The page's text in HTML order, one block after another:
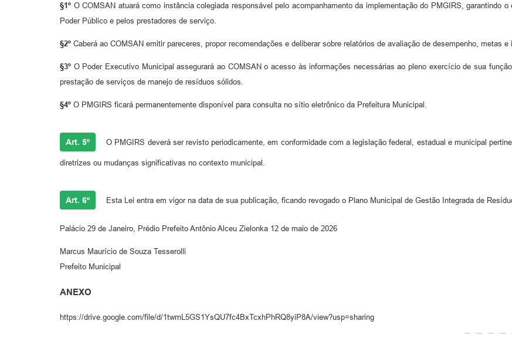
§1º O COMSAN atuará como instância colegiada responsável pelo acompanhamento da implementação do PMGIRS, garantindo
Poder Público e pelos prestadores de serviço.
§2º Caberá ao COMSAN emitir pareceres, propor recomendações e deliberar sobre relatórios de avaliação de desempenho, metas e
§3º O Poder Executivo Municipal assegurará ao COMSAN o acesso às informações necessárias ao pleno exercício de sua
prestação de serviços de manejo de resíduos sólidos.
§4º O PMGIRS ficará permanentemente disponível para consulta no sítio eletrônico da Prefeitura Municipal.
Art. 5º O PMGIRS deverá ser revisto periodicamente, em conformidade com a legislação federal, estadual e municipal
diretrizes ou mudanças significativas no contexto municipal.
Art. 6º Esta Lei entra em vigor na data de sua publicação, ficando revogado o Plano Municipal de Gestão Integrada de
Palácio 29 de Janeiro, Prédio Prefeito Antônio Alceu Zielonka 12 de maio de 2026
Marcus Maurício de Souza Tesserolli
Prefeito Municipal
ANEXO
https://drive.google.com/file/d/1twmL5GS1YsQU7fc4BxTcxhPhRQ8yiP8A/view?usp=sharing